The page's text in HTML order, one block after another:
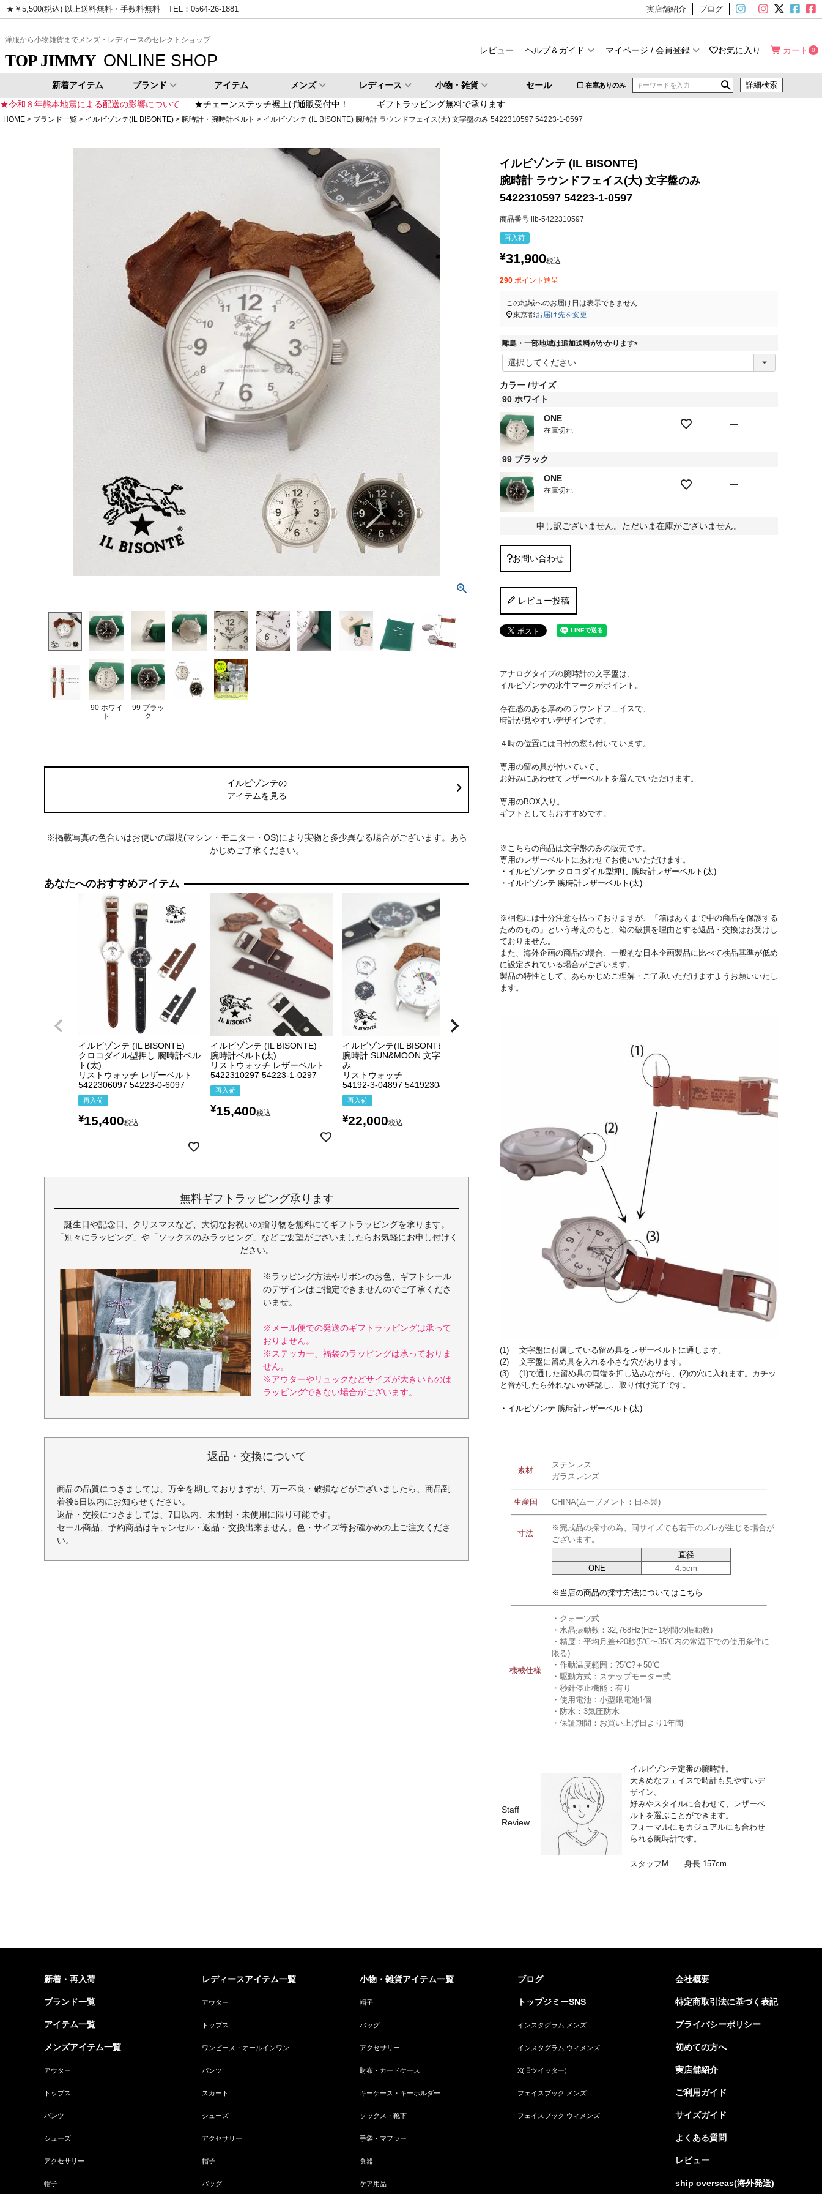
★￥5,500(税込) 以上送料無料・手数料無料 TEL：0564-26-1881 実店舗紹介 ブログ
洋服から小物雑貨までメンズ・レディースのセレクトショップ
TOP JIMMY ONLINE SHOP
レビュー ヘルプ＆ガイド マイページ / 会員登録 お気に入り カート 0
新着アイテム ブランド アイテム メンズ レディース 小物・雑貨 セール 在庫ありのみ 詳細検索
ピンク
イエロー ゴールド
★令和８年熊本地震による配送の影響について ★チェーンステッチ裾上げ通販受付中！ ギフトラッピング無料で承ります
HOME ブランド一覧 イルビゾンテ(IL BISONTE) 腕時計・腕時計ベルト イルビゾンテ (IL BISONTE) 腕時計 ラウンドフェイス(大) 文字盤のみ 5422310597 54223-1-0597
90 ホワイ
ト
99 ブラッ
ク
イルビゾンテの
アイテムを見る
※掲載写真の色合いはお使いの環境(マシン・モニター・OS)により実物と多少異なる場合がございます。あら
かじめご了承ください。
あなたへのおすすめアイテム
イルビゾンテ (IL BISONTE)
クロコダイル型押し 腕時計ベル
ト(太)
リストウォッチ レザーベルト
5422306097 54223-0-6097
再入荷
¥15,400税込
イルビゾンテ (IL BISONTE)
腕時計ベルト(太)
リストウォッチ レザーベルト
5422310297 54223-1-0297
再入荷
¥15,400税込
イルビゾンテ(IL BISONTE)
腕時計 SUN&MOON 文字盤の
み
リストウォッチ
54192-3-04897 54192304897
再入荷
¥22,000税込
イルビゾンテ (IL BISONTE)
腕時計 ラウンドフェイス(小) 文
5422310397 54223-1-0397
税込
再入荷
We don’t ship overseas.(
¥6,930
無料ギフトラッピング承ります
誕生日や記念日、クリスマスなど、大切なお祝いの贈り物を無料にてギフトラッピングを承ります。
「別々にラッピング」や「ソックスのみラッピング」などご要望がございましたらお気軽にお申し付けく
ださい。
※ラッピング方法やリボンのお色、ギフトシール
のデザインはご指定できませんのでご了承くださ
いませ。
※メール便での発送のギフトラッピングは承って
おりません。
※ステッカー、福袋のラッピングは承っておりま
せん。
※アウターやリュックなどサイズが大きいものは
ラッピングできない場合がございます。
返品・交換について
商品の品質につきましては、万全を期しておりますが、万一不良・破損などがございましたら、商品到
着後5日以内にお知らせください。
返品・交換につきましては、7日以内、未開封・未使用に限り可能です。
セール商品、予約商品はキャンセル・返品・交換出来ません。色・サイズ等お確かめの上ご注文くださ
い。
イルビゾンテ (IL BISONTE)
腕時計 ラウンドフェイス(大) 文字盤のみ
5422310597 54223-1-0597
商品番号 ilb-5422310597
再入荷
¥31,900税込
290 ポイント進呈
この地域へのお届け日は表示できません
東京都お届け先を変更
離島・一部地域は追加送料がかかります
(
カラー サイズ
90 ホワイト
ONE
在庫切れ
—
99 ブラック
ONE
在庫切れ
—
申し訳ございません。ただいま在庫がございません。
お問い合わせ
レビュー投稿
アナログタイプの腕時計の文字盤は、
イルビゾンテの水牛マークがポイント。
存在感のある厚めのラウンドフェイスで、
時計が見やすいデザインです。
４時の位置には日付の窓も付いています。
専用の留め具が付いていて、
お好みにあわせてレザーベルトを選んでいただけます。
専用のBOX入り。
ギフトとしてもおすすめです。
※こちらの商品は文字盤のみの販売です。
専用のレザーベルトにあわせてお使いいただけます。
・イルビゾンテ クロコダイル型押し 腕時計レザーベルト(太)
・イルビゾンテ 腕時計レザーベルト(太)
※梱包には十分注意を払っておりますが、「箱はあくまで中の商品を保護する
ためのもの」という考えのもと、箱の破損を理由とする返品・交換はお受けし
ておりません。
また、海外企画の商品の場合、一般的な日本企画製品に比べて検品基準が低め
に設定されている場合がございます。
製品の特性として、あらかじめご理解・ご了承いただけますようお願いいたし
ます。
(1) 文字盤に付属している留め具をレザーベルトに通します。
(2) 文字盤に留め具を入れる小さな穴があります。
(3) (1)で通した留め具の両端を押し込みながら、(2)の穴に入れます。カチッ
と音がしたら外れないか確認し、取り付け完了です。
・イルビゾンテ 腕時計レザーベルト(太)
素材
ステンレス
ガラスレンズ
生産国 CHINA(ムーブメント：日本製)
寸法
※完成品の採寸の為、同サイズでも若干のズレが生じる場合が
ございます。
直径
ONE
4.5cm
※当店の商品の採寸方法についてはこちら
機械仕様
・クォーツ式
・水晶振動数：32,768Hz(Hz=1秒間の振動数)
・精度：平均月差±20秒(5℃〜35℃内の常温下での使用条件に
限る)
・作動温度範囲：?5℃?＋50℃
・駆動方式：ステップモーター式
・秒針停止機能：有り
・使用電池：小型銀電池1個
・防水：3気圧防水
・保証期間：お買い上げ日より1年間
Staff
Review
イルビゾンテ定番の腕時計。
大きめなフェイスで時計も見やすいデ
ザイン。
好みやスタイルに合わせて、レザーベ
ルトを選ぶことができます。
フォーマルにもカジュアルにも合わせ
られる腕時計です。
スタッフM 身長 157cm
新着・再入荷
ブランド一覧
アイテム一覧
メンズアイテム一覧
アウター
トップス
パンツ
シューズ
アクセサリー
帽子
レディースアイテム一覧
アウター
トップス
ワンピース・オールインワン
パンツ
スカート
シューズ
アクセサリー
帽子
バッグ
小物・雑貨アイテム一覧
帽子
バッグ
アクセサリー
財布・カードケース
キーケース・キーホルダー
ソックス・靴下
手袋・マフラー
食器
ケア用品
ブログ
トップジミーSNS
インスタグラム メンズ
インスタグラム ウィメンズ
X(旧ツイッター)
フェイスブック メンズ
フェイスブック ウィメンズ
会社概要
特定商取引法に基づく表記
プライバシーポリシー
初めての方へ
実店舗紹介
ご利用ガイド
サイズガイド
よくある質問
レビュー
ship overseas(海外発送)